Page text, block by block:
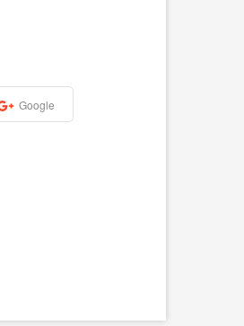
Google